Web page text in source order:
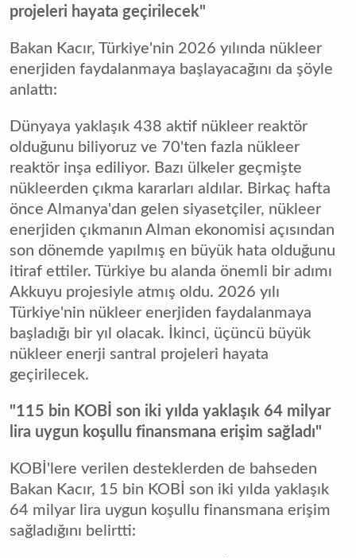
projeleri hayata geçirilecek"
Bakan Kacır, Türkiye'nin 2026 yılında nükleer
enerjiden faydalanmaya başlayacağını da şöyle
anlattı:
Dünyaya yaklaşık 438 aktif nükleer reaktör
olduğunu biliyoruz ve 70'ten fazla nükleer
reaktör inşa ediliyor. Bazı ülkeler geçmişte
nükleerden çıkma kararları aldılar. Birkaç hafta
önce Almanya'dan gelen siyasetçiler, nükleer
enerjiden çıkmanın Alman ekonomisi açısından
son dönemde yapılmış en büyük hata olduğunu
itiraf ettiler. Türkiye bu alanda önemli bir adımı
Akkuyu projesiyle atmış oldu. 2026 yılı
Türkiye'nin nükleer enerjiden faydalanmaya
başladığı bir yıl olacak. İkinci, üçüncü büyük
nükleer enerji santral projeleri hayata
geçirilecek.
"115 bin KOBİ son iki yılda yaklaşık 64 milyar
lira uygun koşullu finansmana erişim sağladı"
KOBİ'lere verilen desteklerden de bahseden
Bakan Kacır, 15 bin KOBİ son iki yılda yaklaşık
64 milyar lira uygun koşullu finansmana erişim
sağladığını belirtti: